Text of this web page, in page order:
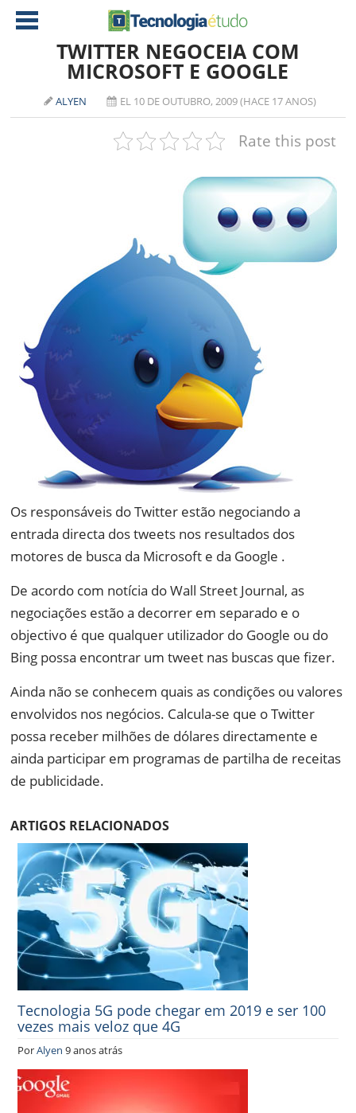
AMD
NOTEBOOKS
TABLETS
TWITTER NEGOCEIA COM
MICROSOFT E GOOGLE
ALYEN EL 10 DE OUTUBRO, 2009 (HACE 17 ANOS)
Rate this post
Os responsáveis do Twitter estão negociando a
entrada directa dos tweets nos resultados dos
motores de busca da Microsoft e da Google .
De acordo com notícia do Wall Street Journal, as
negociações estão a decorrer em separado e o
objectivo é que qualquer utilizador do Google ou do
Bing possa encontrar um tweet nas buscas que fizer.
Ainda não se conhecem quais as condições ou valores
envolvidos nos negócios. Calcula-se que o Twitter
possa receber milhões de dólares directamente e
ainda participar em programas de partilha de receitas
de publicidade.
ARTIGOS RELACIONADOS
Tecnologia 5G pode chegar em 2019 e ser 100
vezes mais veloz que 4G
PorAlyen 9 anos atrás